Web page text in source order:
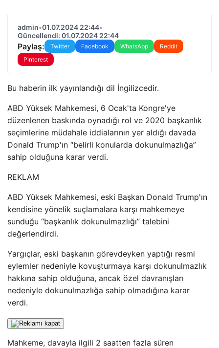
admin•01.07.2024 22:44•
Güncellendi: 01.07.2024 22:44
Paylaş: Twitter Facebook WhatsApp
Reddit
Pinterest
Bu haberin ilk yayınlandığı dil İngilizcedir.
ABD Yüksek Mahkemesi, 6 Ocak'ta Kongre'ye
düzenlenen baskında oynadığı rol ve 2020 başkanlık
seçimlerine müdahale iddialarının yer aldığı davada
Donald Trump'ın “belirli konularda dokunulmazlığa”
sahip olduğuna karar verdi.
REKLAM
ABD Yüksek Mahkemesi, eski Başkan Donald Trump'ın
kendisine yönelik suçlamalara karşı mahkemeye
sunduğu “başkanlık dokunulmazlığı” talebini
değerlendirdi.
Yargıçlar, eski başkanın görevdeyken yaptığı resmi
eylemler nedeniyle kovuşturmaya karşı dokunulmazlık
hakkına sahip olduğuna, ancak özel davranışları
nedeniyle dokunulmazlığa sahip olmadığına karar
verdi.
Mahkeme, davayla ilgili 2 saatten fazla süren